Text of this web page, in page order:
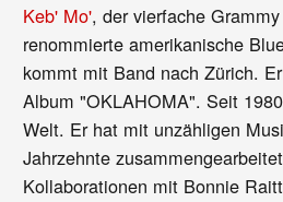
Keb' Mo', der vierfache
renommierte amerikanische
kommt mit Band nach Zürich.
Album "OKLAHOMA". Seit
Welt. Er hat mit unzähligen
Jahrzehnte
Kollaborationen mit Bonnie